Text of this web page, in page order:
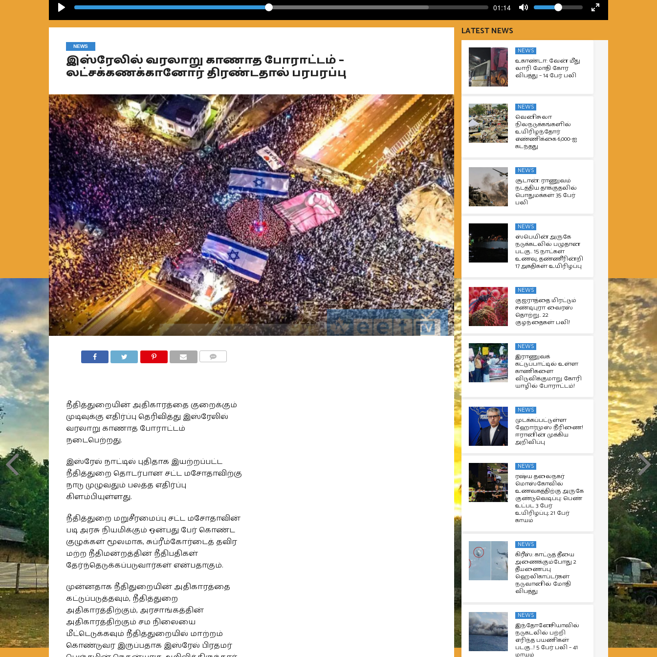
Seek Current
time
01:14 Volume
NEWS
இஸ்ரேலில் வரலாறு காணாத போராட்டம் –
லட்சக்கணக்கானோர் திரண்டதால் பரபரப்பு
நீதித்துறையின் அதிகாரத்தை குறைக்கும்
முடிவுக்கு எதிர்ப்பு தெரிவித்து இஸ்ரேலில்
வரலாறு காணாத போராட்டம்
நடைபெற்றது.
இஸ்ரேல் நாட்டில் புதிதாக இயற்றப்பட்ட
நீதித்துறை தொடர்பான சட்ட மசோதாவிற்கு
நாடு முழுவதும் பலத்த எதிர்ப்பு
கிளம்பியுள்ளது.
நீதித்துறை மறுசீரமைப்பு சட்ட மசோதாவின்
படி அரசு நியமிக்கும் ஒன்பது பேர் கொண்ட
குழுக்கள் மூலமாக, சுப்ரீம்கோர்டைத் தவிர
மற்ற நீதிமன்றத்தின் நீதிபதிகள்
தேர்ந்தெடுக்கப்படுவார்கள் என்பதாகும்.
முன்னதாக நீதிதுறையின் அதிகாரத்தை
கட்டுப்படுத்தவும், நீதித்துறை
அதிகாரத்திற்கும், அரசாங்கத்தின்
அதிகாரத்திற்கும் சம நிலையை
மீட்டெடுக்கவும் நீதித்துறையில் மாற்றம்
கொண்டுவர இருப்பதாக இஸ்ரேல் பிரதமர்
LATEST NEWS
NEWS
உகாண்டா: வேன் மீது
லாரி மோதி கோர
விபத்து – 14 பேர் பலி
NEWS
வெனிசுலா
நிலநடுக்கங்களில்
உயிரிழந்தோர்
எண்ணிக்கை 6,000-ஐ
கடந்தது
NEWS
சூடான்: ராணுவம்
நடத்திய தாக்குதலில்
பொதுமக்கள் 35 பேர்
பலி
NEWS
ஸ்பெயின் அருகே
நடுக்கடலில் பழுதான
படகு.. 15 நாட்கள்
உணவு, தண்ணீரின்றி
17 அகதிகள் உயிரிழப்பு
NEWS
குஜராத்தை மிரட்டும்
சண்டிபுரா வைரஸ்
தொற்று.. 22
குழந்தைகள் பலி!
NEWS
இராணுவக்
கட்டுப்பாட்டில் உள்ள
காணிகளை
விடுவிக்குமாறு கோரி
யாழில் போராட்டம்!
NEWS
முடக்கப்பட்டுள்ள
ஹோர்முஸ் நீரிணை!
ஈரானின் முக்கிய
அறிவிப்பு
NEWS
ரஷ்ய தலைநகர்
மொஸ்கோவில்
உணவகத்திற்கு அருகே
குண்டுவெடிப்பு: பெண்
உட்பட 3 பேர்
உயிரிழப்பு; 21 பேர்
காயம்
NEWS
கிரீஸ்: காட்டுத் தீயை
அணைக்கும்போது 2
தீயணைப்பு
ஹெலிகாப்டர்கள்
நடுவானில் மோதி
விபத்து
NEWS
இந்தோனேசியாவில்
நடுகடலில் பற்றி
எரிந்த பயணிகள்
படகு…! 5 பேர் பலி – 41
மாயம்